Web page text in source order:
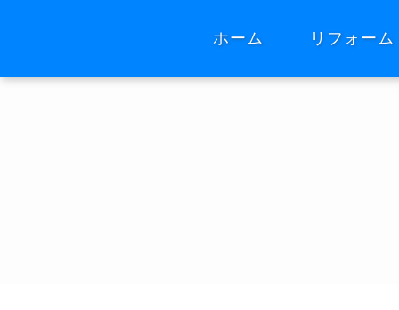
ホーム リフォーム